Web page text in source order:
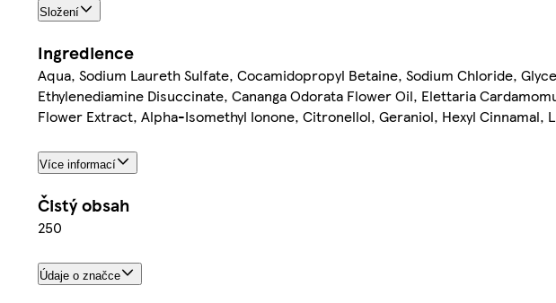
Složení
Ingredience
Aqua, Sodium Laureth Sulfate, Cocamidopropyl Betaine, Sodium Chloride,
Ethylenediamine Disuccinate, Cananga Odorata Flower Oil, Elettaria
Flower Extract, Alpha-Isomethyl Ionone, Citronellol, Geraniol, Hexyl Cinnamal,
Více informací
Čistý obsah
250
Údaje o značce